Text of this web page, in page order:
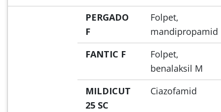
PERGADO
F
Folpet,
mandipropamid
FANTIC F
Folpet,
benalaksil M
MILDICUT
25 SC
Ciazofamid